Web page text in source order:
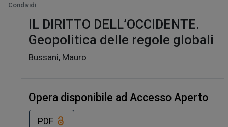
Condividi
IL DIRITTO DELL’OCCIDENTE.
Geopolitica delle regole globali
Bussani, Mauro
Opera disponibile ad Accesso Aperto
PDF